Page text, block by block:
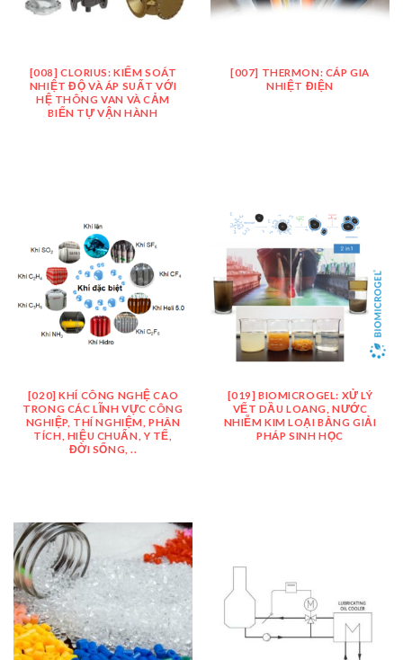
[008] CLORIUS: KIỂM SOÁT
NHIỆT ĐỘ VÀ ÁP SUẤT VỚI
HỆ THÔNG VAN VÀ CẢM
BIẾN TỰ VẬN HÀNH
[007] THERMON: CÁP GIA
NHIỆT ĐIỆN
[020] KHÍ CÔNG NGHỆ CAO
TRONG CÁC LĨNH VỰC CÔNG
NGHIỆP, THÍ NGHIỆM, PHÂN
TÍCH, HIỆU CHUẨN, Y TẾ,
ĐỜI SỐNG, ..
[019] BIOMICROGEL: XỬ LÝ
VẾT DẦU LOANG, NƯỚC
NHIỄM KIM LOẠI BẰNG GIẢI
PHÁP SINH HỌC